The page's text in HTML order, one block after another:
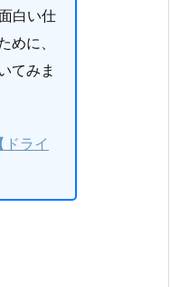
白い仕
めに、
てみま
ドライ